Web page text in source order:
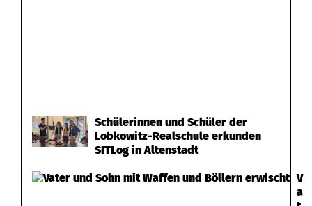
Schülerinnen und Schüler der
Lobkowitz-Realschule erkunden
SITLog in Altenstadt
V
a